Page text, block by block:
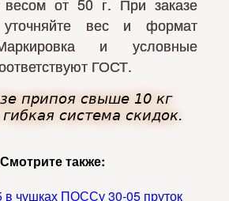
весом от 50 г. При заказе
уточняйте вес и формат
и условные
ГОСТ.
припоя свыше 10 кг
система скидок.
Смотрите также:
чушках ПОССу 30-05 пруток